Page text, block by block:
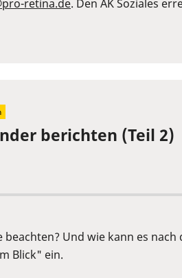
retina.de. Den AK Soziales
berichten (Teil 2)
Und wie kann es nach
Blick" ein.